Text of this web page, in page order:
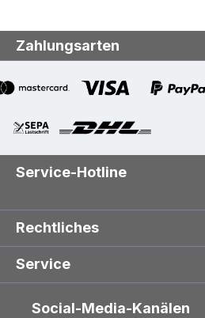
Zahlungsarten
Service-Hotline
Rechtliches
Service
Social-Media-Kanälen